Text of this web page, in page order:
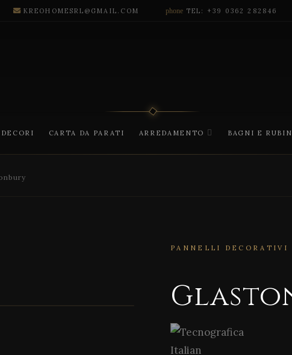
KREOHOMESRL@GMAIL.COM phone TEL: +39 0362 282846
CARTA DA PARATI ARREDAMENTO BAGNI E
PANNELLI DECORATIVI